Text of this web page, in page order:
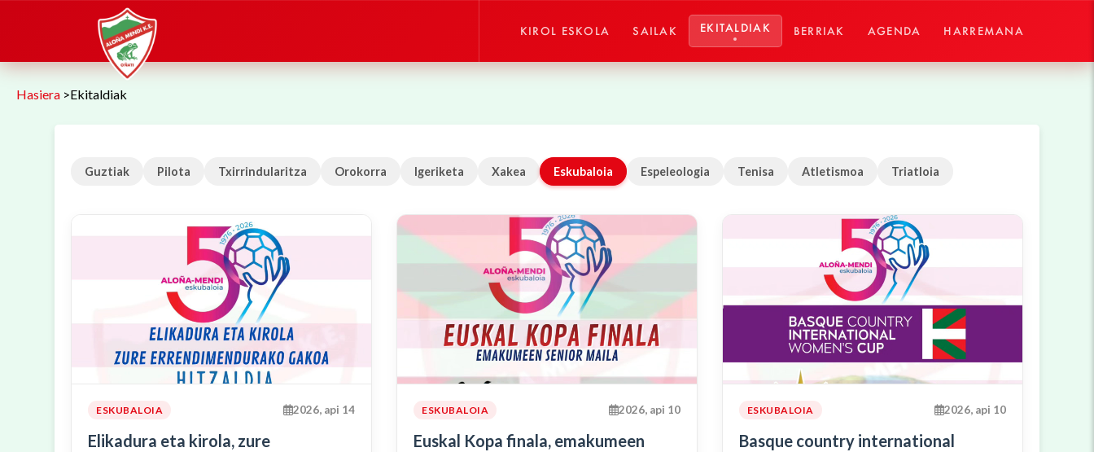
KIROL ESKOLA SAILAK EKITALDIAK BERRIAK AGENDA HARREMANA
Hasiera >Ekitaldiak
Guztiak Pilota Txirrindularitza Orokorra Igeriketa Xakea Eskubaloia Espeleologia Tenisa Atletismoa Triatloia
ESKUBALOIA 2026, api 14
Elikadura eta kirola, zure
ESKUBALOIA 2026, api 10
Euskal Kopa finala, emakumeen
ESKUBALOIA 2026, api 10
Basque country international